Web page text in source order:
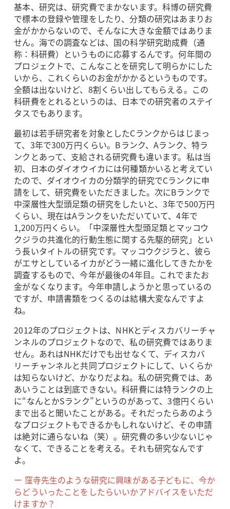
基本、研究は、研究費でまかないます。科博の研究費
で標本の登録や管理をしたり、分類の研究はあまりお
金がかからないので、そんなに大きな金額ではありま
せん。海での調査などは、国の科学研究助成費（通
称：科研費）というものに応募するんです。何年間の
プロジェクトで、こんなことを研究して明らかにした
いから、これくらいのお金がかかるというものです。
全額は出ないけど、8割くらい出してもらえる。この
科研費をとれるというのは、日本での研究者のステイ
タスでもあります。
最初は若手研究者を対象としたCランクからはじまっ
て、3年で300万円くらい。Bランク、Aランク、特ラ
ンクとあって、支給される研究費も違います。私は当
初、日本のダイオウイカには何種類かいると考えてい
たので、ダイオウイカの分類学的研究でCランクに申
請をして、研究費をいただきました。次にBランクで
中深層性大型頭足類の研究をしたいと、3年で500万円
くらい、現在はAランクをいただいていて、4年で
1,200万円くらい。「中深層性大型頭足類とマッコウ
クジラの共進化的行動生態に関する先駆的研究」とい
う長いタイトルの研究です。マッコウクジラと、彼ら
がエサとしているイカがどう一緒に進化してきたかを
調査するもので、今年が最後の4年目。これでまたお
金がなくなります。今年申請しようかと思っているの
ですが、申請書類をつくるのは結構大変なんですよ
ね。
2012年のプロジェクトは、NHKとディスカバリーチャ
ンネルのプロジェクトなので、私の研究費ではありま
せん。あれはNHKだけでも出せなくて、ディスカバ
リーチャンネルと共同プロジェクトにして、いくらか
は知らないけど、かなりだよね。私の研究費では、あ
あいうことは到底できない。科研費には特ランクの上
に“なんとかSランク”というのがあって、3億円くらい
まで出ると聞いたことがある。それだったらあのよう
なプロジェクトもできるかもしれないけど、その申請
は絶対に通らないね（笑）。研究費の多い少ないじゃ
なくて、できることを考える。それも研究なんです
よ。
ー 窪寺先生のような研究に興味がある子どもに、今か
らどういったことをしたらいいかアドバイスをいただ
けますか？